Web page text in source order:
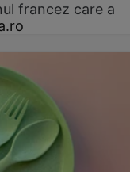
francez care a